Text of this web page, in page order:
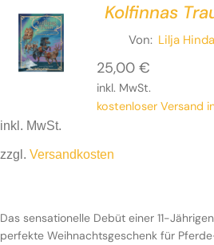
Kolfinnas
vor dem
Von: Lilja
25,00 €
inkl. MwSt.
kostenloser Versand
inkl. MwSt.
zzgl. Versandkosten
Das sensationelle Debüt einer 11-
perfekte Weihnachtsgeschenk für